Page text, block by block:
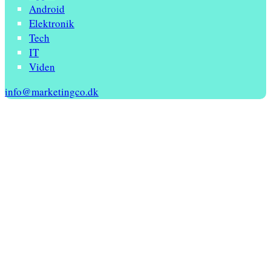
Android
Elektronik
Tech
IT
Viden
info@marketingco.dk